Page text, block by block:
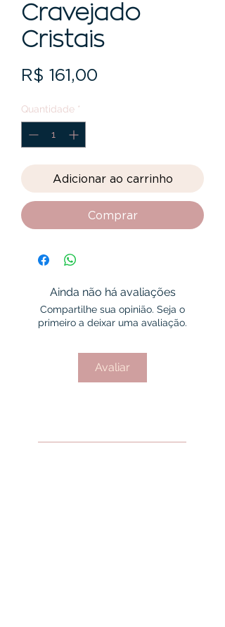
Cravejado
Cristais
R$ 161,00
Quantidade *
Adicionar ao carrinho
Comprar
Ainda não há avaliações
Compartilhe sua opinião. Seja o
primeiro a deixar uma avaliação.
Avaliar